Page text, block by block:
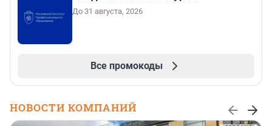
До 31 августа, 2026
Все промокоды
НОВОСТИ КОМПАНИЙ